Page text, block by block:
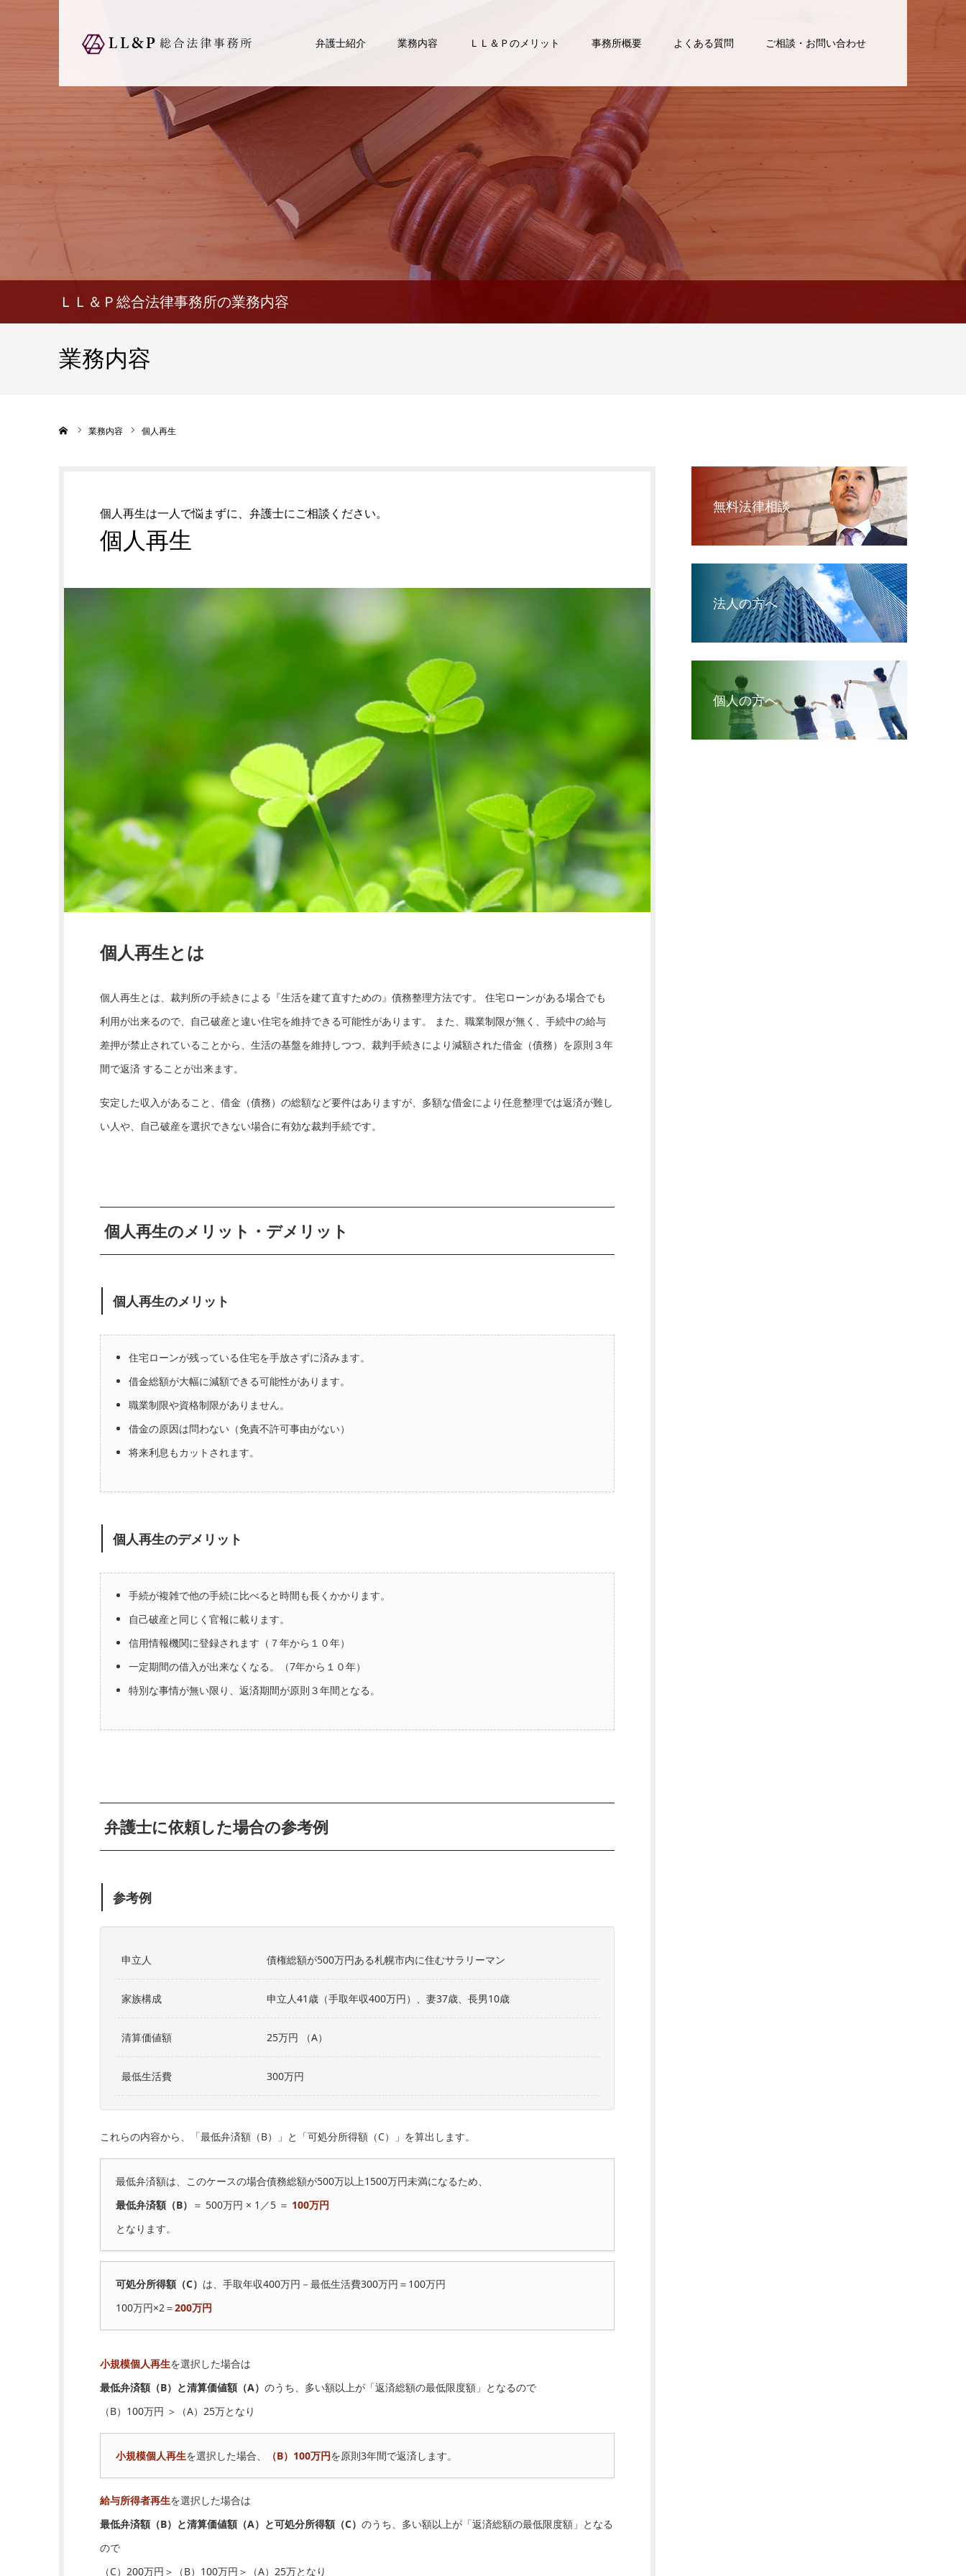
弁護士紹介 業務内容 ＬＬ＆Ｐのメリット 事務所概要 よくある質問 ご相談・お問い合わせ
ＬＬ＆Ｐ総合法律事務所の業務内容
業務内容
業務内容 個人再生
個人再生は一人で悩まずに、弁護士にご相談ください。
個人再生
個人再生とは
個人再生とは、裁判所の手続きによる『生活を建て直すための』債務整理方法です。 住宅ローンがある場合でも
利用が出来るので、自己破産と違い住宅を維持できる可能性があります。 また、職業制限が無く、手続中の給与
差押が禁止されていることから、生活の基盤を維持しつつ、裁判手続きにより減額された借金（債務）を原則３年
間で返済 することが出来ます。
安定した収入があること、借金（債務）の総額など要件はありますが、多額な借金により任意整理では返済が難し
い人や、自己破産を選択できない場合に有効な裁判手続です。
個人再生のメリット・デメリット
個人再生のメリット
住宅ローンが残っている住宅を手放さずに済みます。
借金総額が大幅に減額できる可能性があります。
職業制限や資格制限がありません。
借金の原因は問わない（免責不許可事由がない）
将来利息もカットされます。
個人再生のデメリット
手続が複雑で他の手続に比べると時間も長くかかります。
自己破産と同じく官報に載ります。
信用情報機関に登録されます（７年から１０年）
一定期間の借入が出来なくなる。（7年から１０年）
特別な事情が無い限り、返済期間が原則３年間となる。
弁護士に依頼した場合の参考例
参考例
申立人 債権総額が500万円ある札幌市内に住むサラリーマン
家族構成 申立人41歳（手取年収400万円）、妻37歳、長男10歳
清算価値額 25万円 （A）
最低生活費 300万円
これらの内容から、「最低弁済額（B）」と「可処分所得額（C）」を算出します。
最低弁済額は、このケースの場合債務総額が500万以上1500万円未満になるため、
最低弁済額（B） ＝ 500万円 × 1／5 ＝ 100万円
となります。
可処分所得額（C） は、手取年収400万円－最低生活費300万円＝100万円
100万円×2＝200万円
小規模個人再生を選択した場合は
最低弁済額（B）と清算価値額（A） のうち、多い額以上が「返済総額の最低限度額」となるので
（B）100万円 ＞（A）25万となり
小規模個人再生を選択した場合、 （B）100万円を原則3年間で返済します。
給与所得者再生を選択した場合は
最低弁済額（B）と清算価値額（A）と可処分所得額（C） のうち、多い額以上が「返済総額の最低限度額」となる
ので
（C）200万円＞（B）100万円＞（A）25万となり
無料法律相談
法人の方へ
個人の方へ